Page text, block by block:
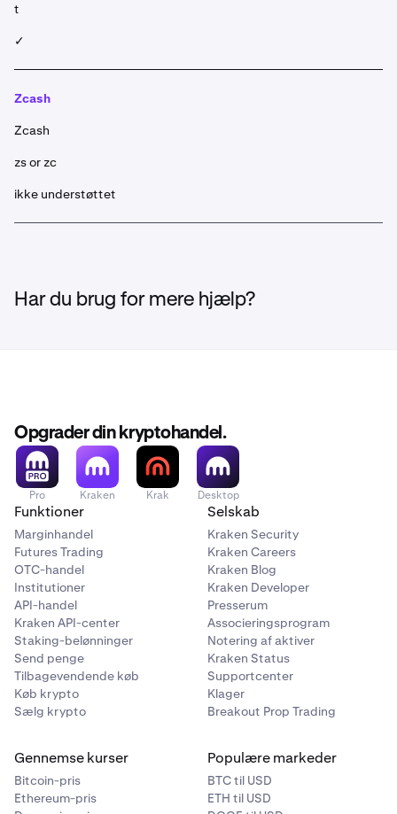
t
✓
Zcash
Zcash
zs or zc
ikke understøttet
Har du brug for mere hjælp?
Opgrader din kryptohandel.
Pro Kraken Krak Desktop
Funktioner
Marginhandel
Futures Trading
OTC-handel
Institutioner
API-handel
Kraken API-center
Staking-belønninger
Send penge
Tilbagevendende køb
Køb krypto
Sælg krypto
Selskab
Kraken Security
Kraken Careers
Kraken Blog
Kraken Developer
Presserum
Associeringsprogram
Notering af aktiver
Kraken Status
Supportcenter
Klager
Breakout Prop Trading
Gennemse kurser
Bitcoin-pris
Ethereum-pris
Populære markeder
BTC til USD
ETH til USD